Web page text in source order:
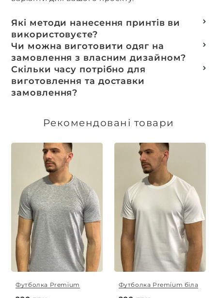
Які методи нанесення принтів ви
використовуєте?
Термотранферний
Шовкотрафаретний
DTF – друк
Машинна вишивка
Чи можна виготовити одяг на
замовлення з власним дизайном?
Так, ми спеціалізуємося на розробці колекцій
та мерчу під ключ, цей процес включає підбір
тканин, розробку лекал, дизай та
завершується пошиттям готового виробу.
Скільки часу потрібно для
виготовлення та доставки
замовлення?
виготовлення індивідуальних замовлень
Рекомендовані товари
Футболка Premium Футболка Premium біла